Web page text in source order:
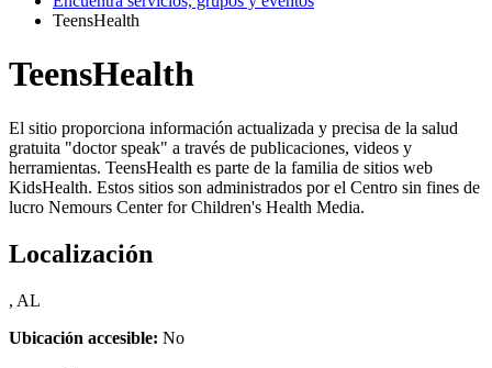
TeensHealth
TeensHealth
El sitio proporciona información actualizada y precisa de la salud
gratuita "doctor speak" a través de publicaciones, videos y
herramientas. TeensHealth es parte de la familia de sitios web
KidsHealth. Estos sitios son administrados por el Centro sin fines de
lucro Nemours Center for Children's Health Media.
Localización
, AL
Ubicación accesible: No